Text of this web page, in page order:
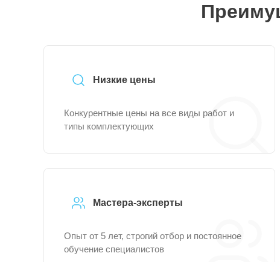
Низкие цены
Конкурентные цены на все виды работ и
типы комплектующих
Мастера-эксперты
Опыт от 5 лет, строгий отбор и постоянное
обучение специалистов